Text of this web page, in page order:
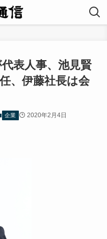
表人事、池見賢
、伊藤社長は会
企業 2020年2月4日